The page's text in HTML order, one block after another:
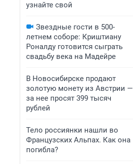
узнайте свой
Звездные гости в 500-
летнем соборе: Криштиану
Роналду готовится сыграть
свадьбу века на Мадейре
В Новосибирске продают
золотую монету из Австрии —
за нее просят 399 тысяч
рублей
Тело россиянки нашли во
Французских Альпах. Как она
погибла?